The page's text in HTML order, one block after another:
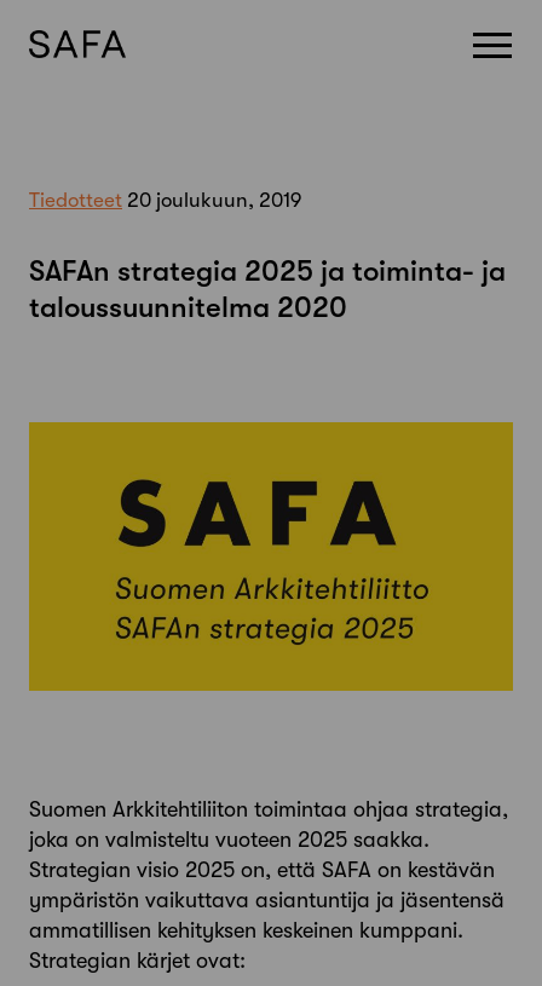
Tiedotteet 20 joulukuun, 2019
SAFAn strategia 2025 ja toiminta- ja
taloussuunnitelma 2020
Suomen Arkkitehtiliiton toimintaa ohjaa strategia,
joka on valmisteltu vuoteen 2025 saakka.
Strategian visio 2025 on, että SAFA on kestävän
ympäristön vaikuttava asiantuntija ja jäsentensä
ammatillisen kehityksen keskeinen kumppani.
Strategian kärjet ovat: